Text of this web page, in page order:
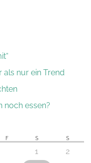
als nur ein Trend
noch essen?
F S S
1
2